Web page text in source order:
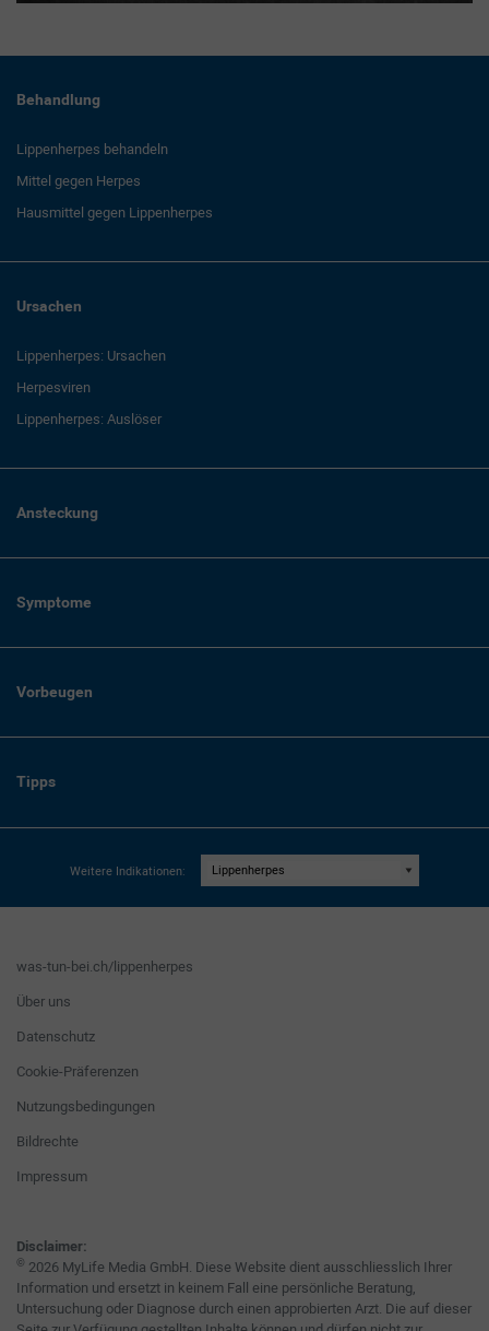
Behandlung
Lippenherpes behandeln
Mittel gegen Herpes
Hausmittel gegen Lippenherpes
Ursachen
Lippenherpes: Ursachen
Herpesviren
Lippenherpes: Auslöser
Ansteckung
Symptome
Vorbeugen
Tipps
Weitere Indikationen:
was-tun-bei.ch/lippenherpes
Über uns
Datenschutz
Cookie-Präferenzen
Nutzungsbedingungen
Bildrechte
Impressum
Disclaimer:
© 2026 MyLife Media GmbH. Diese Website dient ausschliesslich Ihrer
Information und ersetzt in keinem Fall eine persönliche Beratung,
Untersuchung oder Diagnose durch einen approbierten Arzt. Die auf dieser